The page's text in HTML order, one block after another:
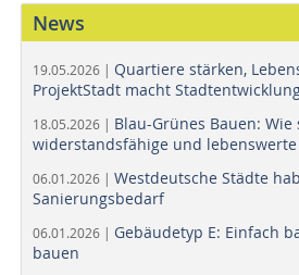
News
19.05.2026 | Quartiere stärken,
ProjektStadt macht
18.05.2026 | Blau-Grünes Bauen: Wie
widerstandsfähige und lebenswerte
06.01.2026 | Westdeutsche Städte
Sanierungsbedarf
06.01.2026 | Gebäudetyp E: Einfach
bauen